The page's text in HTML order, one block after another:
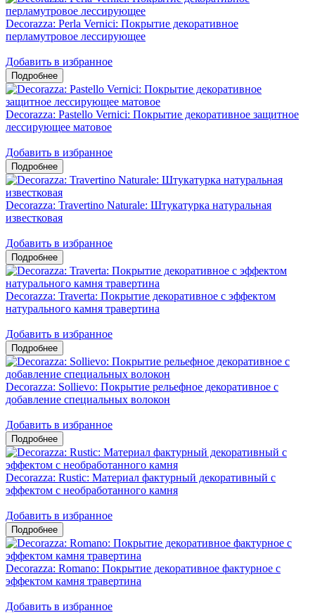
Decorazza: Perla Vernici: Покрытие декоративное
перламутровое лессирующее
Добавить в избранное
Decorazza: Pastello Vernici: Покрытие декоративное защитное
лессирующее матовое
Добавить в избранное
Decorazza: Travertino Naturale: Штукатурка натуральная
известковая
Добавить в избранное
Decorazza: Traverta: Покрытие декоративное с эффектом
натурального камня травертина
Добавить в избранное
Decorazza: Sollievo: Покрытие рельефное декоративное с
добавление специальных волокон
Добавить в избранное
Decorazza: Rustic: Материал фактурный декоративный с
эффектом с необработанного камня
Добавить в избранное
Decorazza: Romano: Покрытие декоративное фактурное с
эффектом камня травертина
Добавить в избранное